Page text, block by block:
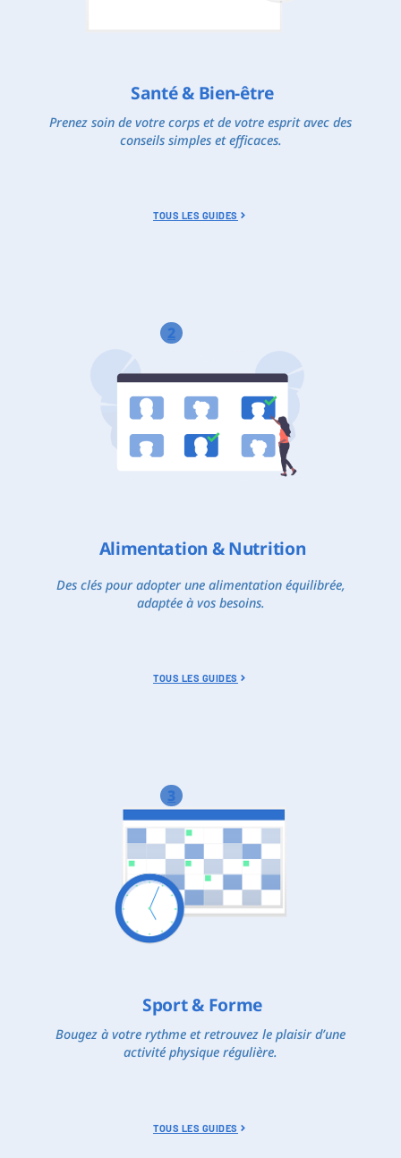
Santé & Bien-être
Prenez soin de votre corps et de votre esprit avec des
conseils simples et efficaces.
TOUS LES GUIDES
2
Alimentation & Nutrition
Des clés pour adopter une alimentation équilibrée,
adaptée à vos besoins.
TOUS LES GUIDES
3
Sport & Forme
Bougez à votre rythme et retrouvez le plaisir d’une
activité physique régulière.
TOUS LES GUIDES